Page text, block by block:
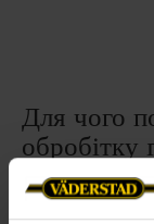
Для чого
обробітку
Лаповий